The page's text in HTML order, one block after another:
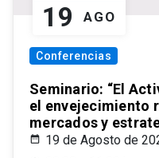
19 AGO
Conferencias
Seminario: “El
el envejecimiento
mercados y
19 de Agosto de